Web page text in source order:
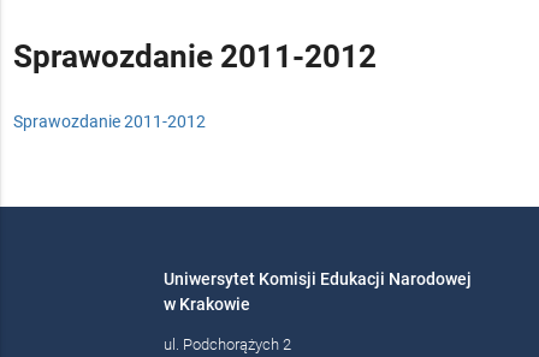
Sprawozdanie 2011-2012
Sprawozdanie 2011-2012
Uniwersytet Komisji Edukacji Narodowej
w Krakowie
ul. Podchorążych 2